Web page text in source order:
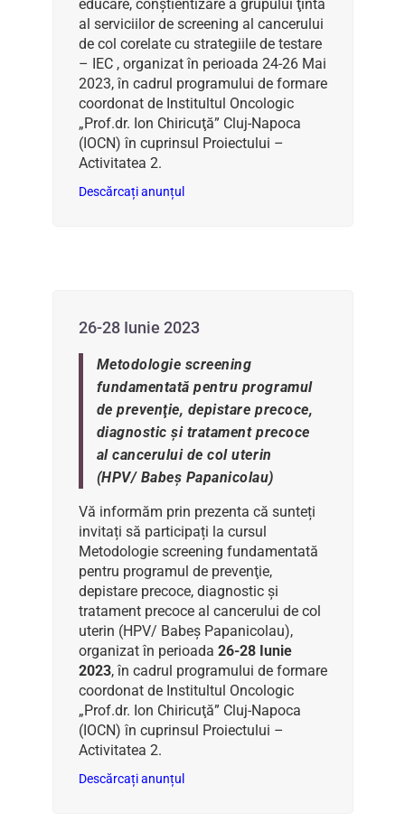
educare, conştientizare a grupului ţintă
al serviciilor de screening al cancerului
de col corelate cu strategiile de testare
– IEC , organizat în perioada 24-26 Mai
2023, în cadrul programului de formare
coordonat de Institultul Oncologic
„Prof.dr. Ion Chiricuţă” Cluj-Napoca
(IOCN) în cuprinsul Proiectului –
Activitatea 2.
Descărcați anunțul
26-28 Iunie 2023
Metodologie screening
fundamentată pentru programul
de prevenţie, depistare precoce,
diagnostic şi tratament precoce
al cancerului de col uterin
(HPV/ Babeş Papanicolau)
Vă informăm prin prezenta că sunteți
invitați să participați la cursul
Metodologie screening fundamentată
pentru programul de prevenţie,
depistare precoce, diagnostic şi
tratament precoce al cancerului de col
uterin (HPV/ Babeş Papanicolau),
organizat în perioada 26-28 Iunie
2023, în cadrul programului de formare
coordonat de Institultul Oncologic
„Prof.dr. Ion Chiricuţă” Cluj-Napoca
(IOCN) în cuprinsul Proiectului –
Activitatea 2.
Descărcați anunțul